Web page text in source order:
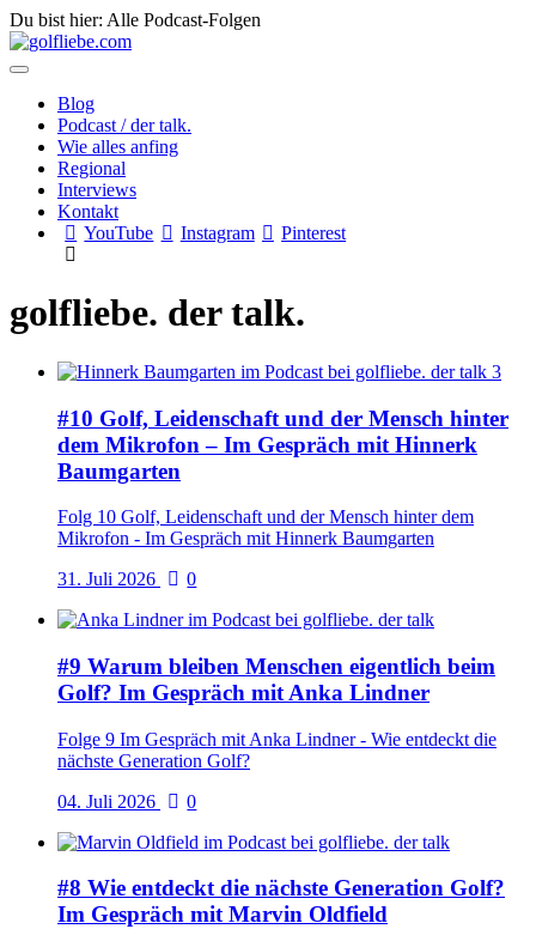
Du bist hier: Alle Podcast-Folgen
Blog
Podcast / der talk.
Wie alles anfing
Regional
Interviews
Kontakt
YouTube
Instagram Pinterest
golfliebe. der talk.
#10 Golf, Leidenschaft und der Mensch hinter
dem Mikrofon – Im Gespräch mit Hinnerk
Baumgarten
Folg 10 Golf, Leidenschaft und der Mensch hinter dem
Mikrofon - Im Gespräch mit Hinnerk Baumgarten
31. Juli 2026
0
#9 Warum bleiben Menschen eigentlich beim
Golf? Im Gespräch mit Anka Lindner
Folge 9 Im Gespräch mit Anka Lindner - Wie entdeckt die
nächste Generation Golf?
04. Juli 2026
0
#8 Wie entdeckt die nächste Generation Golf?
Im Gespräch mit Marvin Oldfield